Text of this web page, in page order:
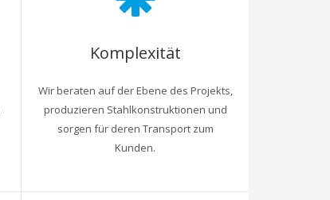
Komplexität
Wir beraten auf der Ebene des Projekts,
produzieren Stahlkonstruktionen und
sorgen für deren Transport zum
Kunden.